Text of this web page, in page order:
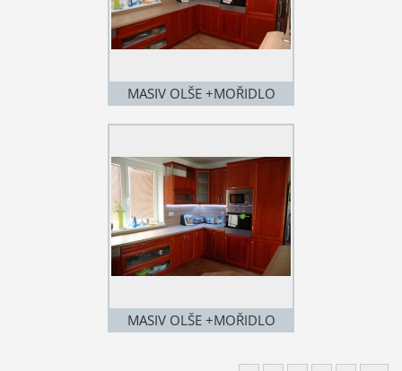
MASIV OLŠE +MOŘIDLO
MASIV OLŠE +MOŘIDLO